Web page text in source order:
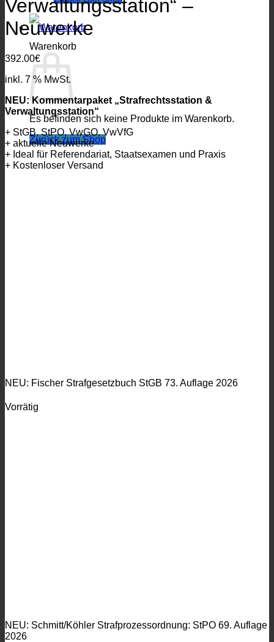
Warenkorb
Es befinden sich keine Produkte im Warenkorb.
Zurück zum Shop
Verwaltungsstation“ –
Neuwerke
392.00€
inkl. 7 % MwSt.
NEU: Kommentarpaket „Strafrechtsstation &
Verwaltungsstation“
+ StGB, StPO, VwGO, VwVfG
+ aktuelle Neuwerke
+ Ideal für Referendariat, Staatsexamen und Praxis
+ Kostenloser Versand
NEU: Fischer Strafgesetzbuch StGB 73. Auflage 2026
Vorrätig
NEU: Schmitt/Köhler Strafprozessordnung: StPO 69. Auflage
2026